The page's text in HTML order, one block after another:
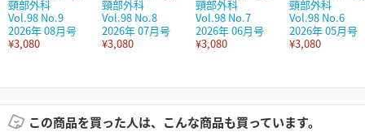
頸部外科
Vol.98 No.9
2026年 08月号
¥3,080
頸部外科
Vol.98 No.8
2026年 07月号
¥3,080
頸部外科
Vol.98 No.7
2026年 06月号
¥3,080
頸部外科
Vol.98 No.6
2026年 05月号
¥3,080
この商品を買った人は、こんな商品も買っています。